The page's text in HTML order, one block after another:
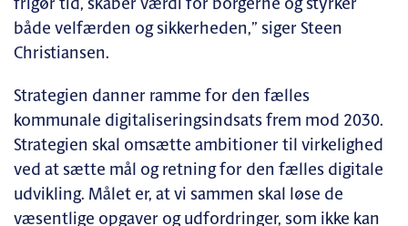
frigør tid, skaber værdi for borgerne og styrker
både velfærden og sikkerheden,” siger Steen
Christiansen.
Strategien danner ramme for den fælles
kommunale digitaliseringsindsats frem mod 2030.
Strategien skal omsætte ambitioner til virkelighed
ved at sætte mål og retning for den fælles digitale
udvikling. Målet er, at vi sammen skal løse de
væsentlige opgaver og udfordringer, som ikke kan